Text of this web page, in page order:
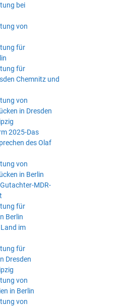
bei
von
für
für
Chemnitz und
von
in Dresden
2025-Das
des Olaf
von
in Berlin
MDR-
für
Berlin
im
für
Dresden
von
in Berlin
von